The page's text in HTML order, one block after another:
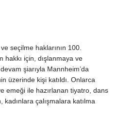
seçilme haklarının 100.
hakkı için, dışlanmaya ve
şiarıyla Mannheim’da
üzerinde kişi katıldı. Onlarca
ve emeği ile hazırlanan tiyatro, dans
çalışmalara katılma